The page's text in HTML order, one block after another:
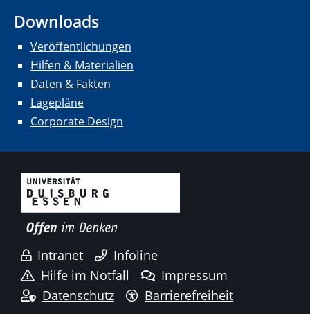
Downloads
Veröffentlichungen
Hilfen & Materialien
Daten & Fakten
Lagepläne
Corporate Design
Intranet
Infoline
Hilfe im Notfall
Impressum
Datenschutz
Barrierefreiheit